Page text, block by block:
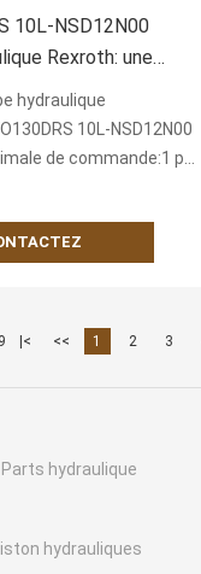
10L-NSD12N00
Rexroth: une
performance
Chine une
stable, efficace
hydraulique
10L-NSD12N00
de commande:1 pièce
|< << 1 2 3
hydraulique
hydrauliques